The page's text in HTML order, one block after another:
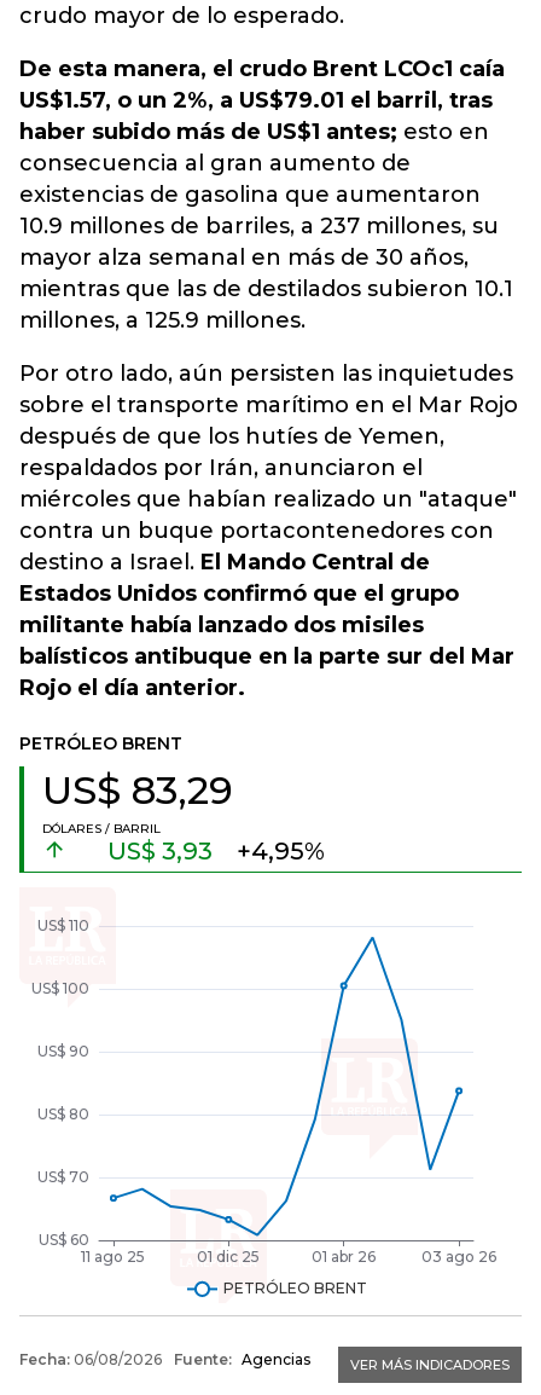
crudo mayor de lo esperado.
De esta manera, el crudo Brent LCOc1 caía
US$1.57, o un 2%, a US$79.01 el barril, tras
haber subido más de US$1 antes; esto en
consecuencia al gran aumento de
existencias de gasolina que aumentaron
10.9 millones de barriles, a 237 millones, su
mayor alza semanal en más de 30 años,
mientras que las de destilados subieron 10.1
millones, a 125.9 millones.
Por otro lado, aún persisten las inquietudes
sobre el transporte marítimo en el Mar Rojo
después de que los hutíes de Yemen,
respaldados por Irán, anunciaron el
miércoles que habían realizado un "ataque"
contra un buque portacontenedores con
destino a Israel. El Mando Central de
Estados Unidos confirmó que el grupo
militante había lanzado dos misiles
balísticos antibuque en la parte sur del Mar
Rojo el día anterior.